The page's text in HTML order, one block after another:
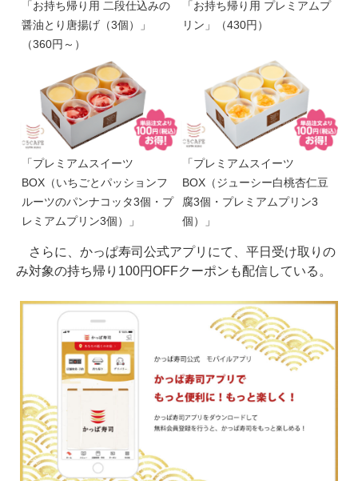
「お持ち帰り用 二段仕込みの
醤油とり唐揚げ（3個）」
（360円～）
「お持ち帰り用 プレミアムプ
リン」（430円）
「プレミアムスイーツ
BOX（いちごとパッションフ
ルーツのパンナコッタ3個・プ
レミアムプリン3個）」
「プレミアムスイーツ
BOX（ジューシー白桃杏仁豆
腐3個・プレミアムプリン3
個）」
さらに、かっぱ寿司公式アプリにて、平日受け取りの
み対象の持ち帰り100円OFFクーポンも配信している。